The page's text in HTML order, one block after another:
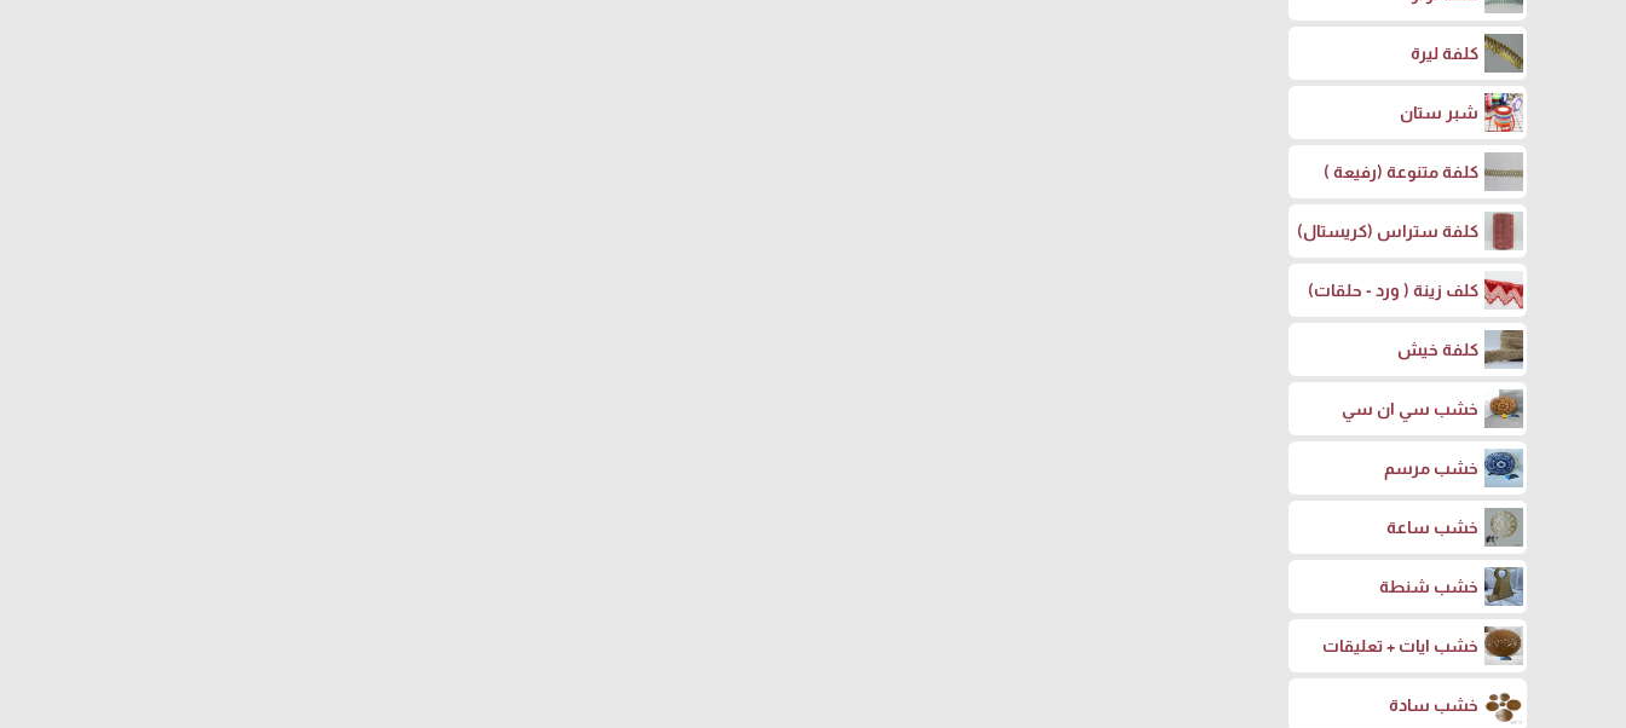
كلفة ليرة
شبر ستان
كلفة متنوعة (رفيعة )
كلفة ستراس (كريستال)
كلف زينة ( ورد - حلقات)
كلفة خيش
خشب سي ان سي
خشب مرسم
خشب ساعة
خشب شنطة
خشب ايات + تعليقات
خشب سادة